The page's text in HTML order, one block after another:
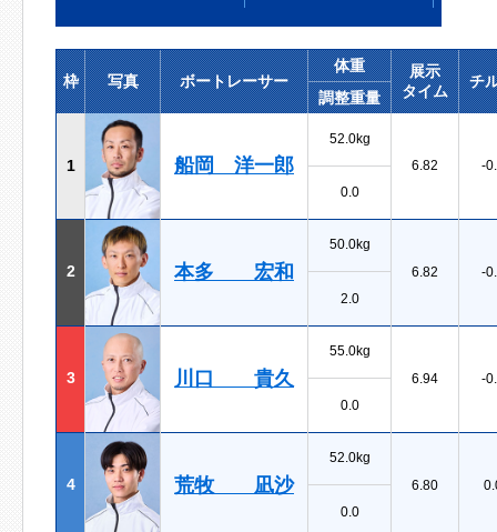
枠 写真 ボートレーサー
体重
展示
タイム
チ
調整重量
1 船岡 洋一郎
52.0kg
6.82
-
0.0
2 本多 宏和
50.0kg
6.82
-
2.0
3 川口 貴久
55.0kg
6.94
-
0.0
4 荒牧 凪沙
52.0kg
6.80
0.0